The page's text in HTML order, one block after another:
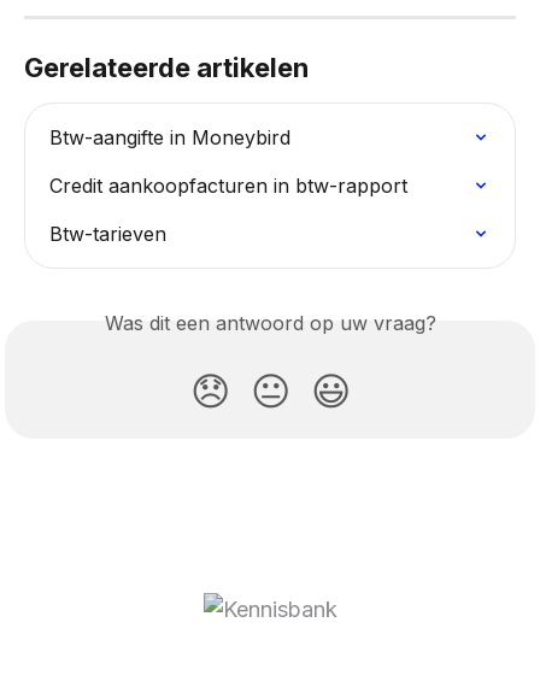
Gerelateerde artikelen
Btw-aangifte in Moneybird
Credit aankoopfacturen in btw-rapport
Btw-tarieven
Was dit een antwoord op uw vraag?
😞 😐 😃